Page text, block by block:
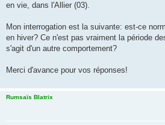
en vie, dans l'Allier (03).
Mon interrogation est la suivante: est-ce
en hiver? Ce n'est pas vraiment la période
s'agit d'un autre comportement?
Merci d'avance pour vos réponses!
Rumsaïs Blatrix